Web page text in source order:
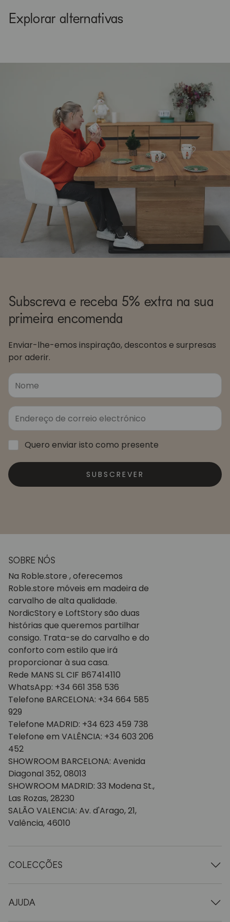
Explorar alternativas
Subscreva e receba 5% extra na sua
primeira encomenda
Enviar-lhe-emos inspiração, descontos e surpresas
por aderir.
Quero enviar isto como presente
SUBSCREVER
SOBRE NÓS
Na Roble.store , oferecemos
Roble.store móveis em madeira de
carvalho de alta qualidade.
NordicStory e LoftStory são duas
histórias que queremos partilhar
consigo. Trata-se do carvalho e do
conforto com estilo que irá
proporcionar à sua casa.
Rede MANS SL CIF B67414110
WhatsApp: +34 661 358 536
Telefone BARCELONA: +34 664 585
929
Telefone MADRID: +34 623 459 738
Telefone em VALÊNCIA: +34 603 206
452
SHOWROOM BARCELONA: Avenida
Diagonal 352, 08013
SHOWROOM MADRID: 33 Modena St.,
Las Rozas, 28230
SALÃO VALENCIA: Av. d'Arago, 21,
Valência, 46010
COLECÇÕES
Mesas de madeira
Tabelas extensíveis
Cadeiras de madeira
AJUDA
Quem somos nós